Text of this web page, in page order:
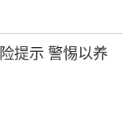
提示 警惕以养